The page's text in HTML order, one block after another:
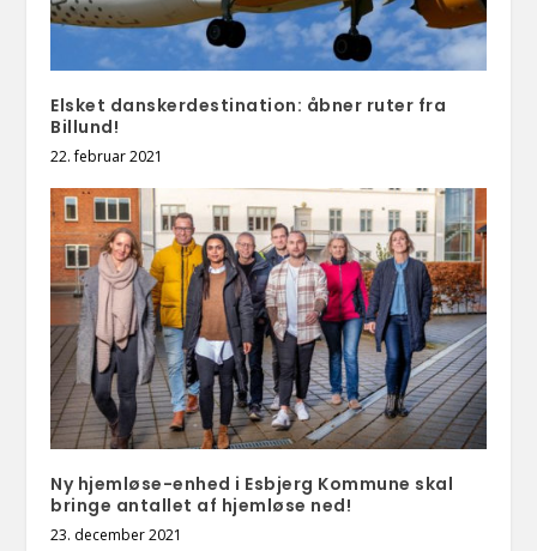
Elsket danskerdestination: åbner ruter fra
Billund!
22. februar 2021
Ny hjemløse-enhed i Esbjerg Kommune skal
bringe antallet af hjemløse ned!
23. december 2021